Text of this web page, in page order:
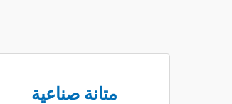
متانة صناعية